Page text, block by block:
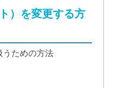
）を変更する方
ための方法